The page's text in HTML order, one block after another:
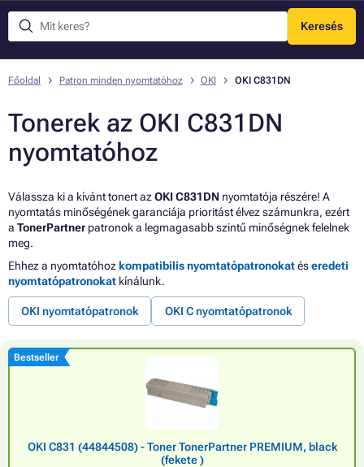
Keresés
Menü
Főoldal Patron minden nyomtatóhoz OKI OKI C831DN
Tonerek az OKI C831DN
nyomtatóhoz
Válassza ki a kívánt tonert azOKI C831DN nyomtatója részére! A
nyomtatás minőségének garanciája prioritást élvez számunkra, ezért
a TonerPartner patronok a legmagasabb szintű minőségnek felelnek
meg.
Ehhez a nyomtatóhoz kompatibilis nyomtatópatronokatéseredeti
nyomtatópatronokat kínálunk.
OKI nyomtatópatronok OKI C nyomtatópatronok
Bestseller
OKI C831 (44844508) - Toner TonerPartner PREMIUM, black
(fekete )